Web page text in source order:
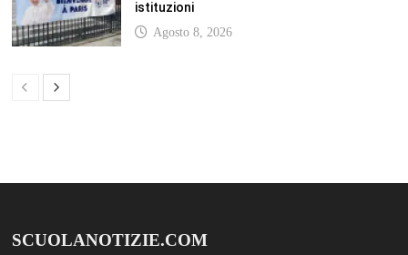
istituzioni
Agosto 8, 2026
SCUOLANOTIZIE.COM